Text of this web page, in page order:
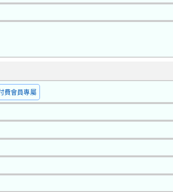
費會員專屬